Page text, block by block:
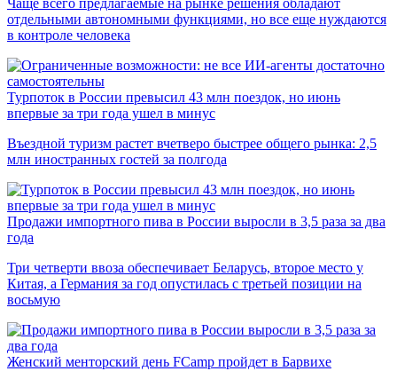
Чаще всего предлагаемые на рынке решения обладают
отдельными автономными функциями, но все еще нуждаются
в контроле человека
Турпоток в России превысил 43 млн поездок, но июнь
впервые за три года ушел в минус
Въездной туризм растет вчетверо быстрее общего рынка: 2,5
млн иностранных гостей за полгода
Продажи импортного пива в России выросли в 3,5 раза за два
года
Три четверти ввоза обеспечивает Беларусь, второе место у
Китая, а Германия за год опустилась с третьей позиции на
восьмую
Женский менторский день FCamp пройдет в Барвихе